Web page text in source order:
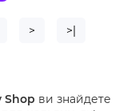
> >|
Shop ви знайдете